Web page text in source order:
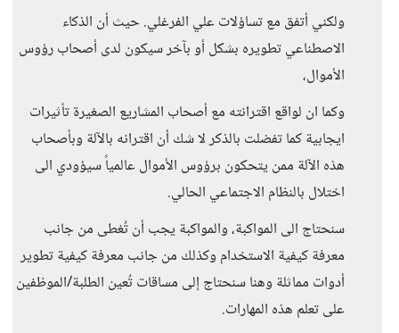
ولكني أتفق مع تساؤلات علي الفرغلي. حيث أن الذكاء
الاصطناعي تطويره بشكل أو بآخر سيكون لدى أصحاب رؤوس
الأموال،
وكما ان لواقع اقترانته مع أصحاب المشاريع الصغيرة تأثيرات
ايجابية كما تفضلت بالذكر لا شك أن اقترانه بالآلة وبأصحاب
هذه الآلة ممن يتحكون برؤوس الأموال عالمياً سيؤودي الى
اختلال بالنظام الاجتماعي الحالي.
سنحتاج الى المواكبة، والمواكبة يجب أن تُغطى من جانب
معرفة كيفية الاستخدام وكذلك من جانب معرفة كيفية تطوير
أدوات مماثلة وهنا سنحتاج إلى مساقات تُعين الطلبة/الموظفين
على تعلم هذه المهارات.